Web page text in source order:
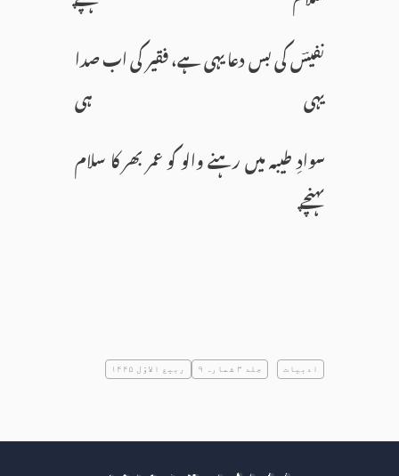
نفیسؔ کی بس دعا یہی ہے، فقیر کی اب صدا
یہی ہی
سوادِ طیبہ میں رہنے والو کو عمر بھر کا سلام
پہنچے
ادبیات جلد ۳ شمارہ ۹ ربیع الاوّل ۱۴۴۵